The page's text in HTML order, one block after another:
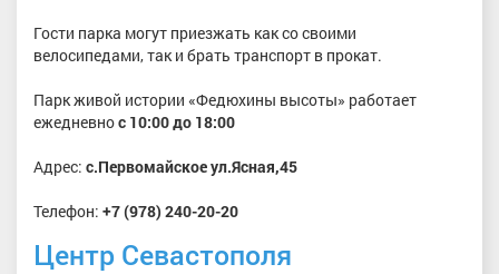
Гости парка могут приезжать как со своими
велосипедами, так и брать транспорт в прокат.
Парк живой истории «Федюхины высоты» работает
ежедневнос 10:00 до 18:00
Адрес: с.Первомайское ул.Ясная,45
Телефон: +7 (978) 240-20-20
Центр Севастополя